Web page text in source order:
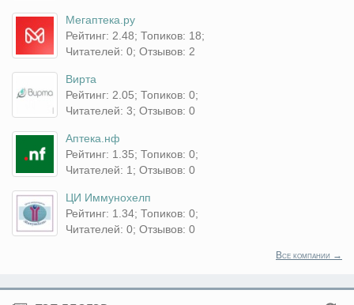
Мегаптека.ру
Рейтинг: 2.48; Топиков: 18;
Читателей: 0; Отзывов: 2
Вирта
Рейтинг: 2.05; Топиков: 0;
Читателей: 3; Отзывов: 0
Аптека.нф
Рейтинг: 1.35; Топиков: 0;
Читателей: 1; Отзывов: 0
ЦИ Иммунохелп
Рейтинг: 1.34; Топиков: 0;
Читателей: 0; Отзывов: 0
Все компании →